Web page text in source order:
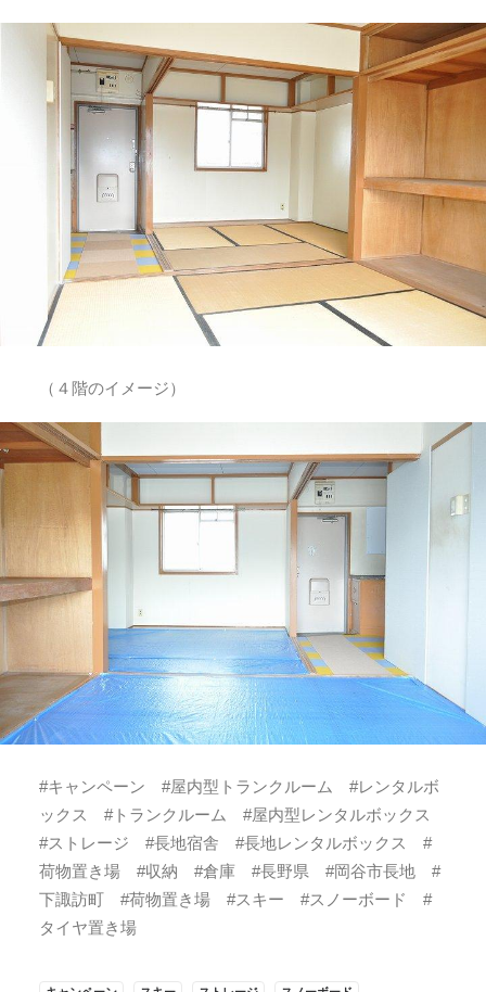
（４階のイメージ）
#キャンペーン #屋内型トランクルーム #レンタルボ
ックス #トランクルーム #屋内型レンタルボックス
#ストレージ #長地宿舎 #長地レンタルボックス #
荷物置き場 #収納 #倉庫 #長野県 #岡谷市長地 #
下諏訪町 #荷物置き場 #スキー #スノーボード #
タイヤ置き場